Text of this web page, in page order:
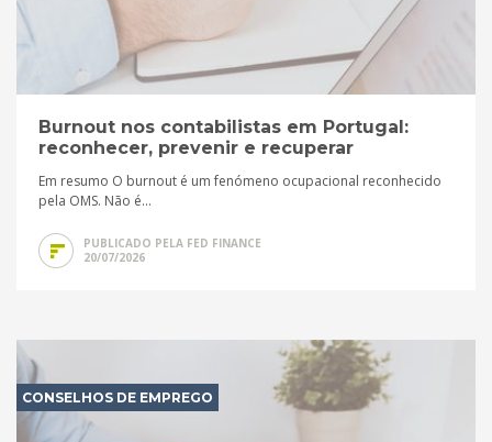
Burnout nos contabilistas em Portugal:
reconhecer, prevenir e recuperar
Em resumo O burnout é um fenómeno ocupacional reconhecido
pela OMS. Não é...
PUBLICADO PELA FED FINANCE
20/07/2026
CONSELHOS DE EMPREGO